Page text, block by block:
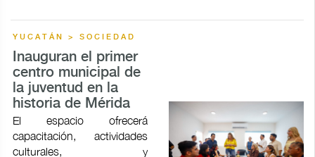
YUCATÁN > SOCIEDAD
Inauguran el primer
centro municipal de
la juventud en la
historia de Mérida
El espacio ofrecerá
capacitación, actividades
culturales, y